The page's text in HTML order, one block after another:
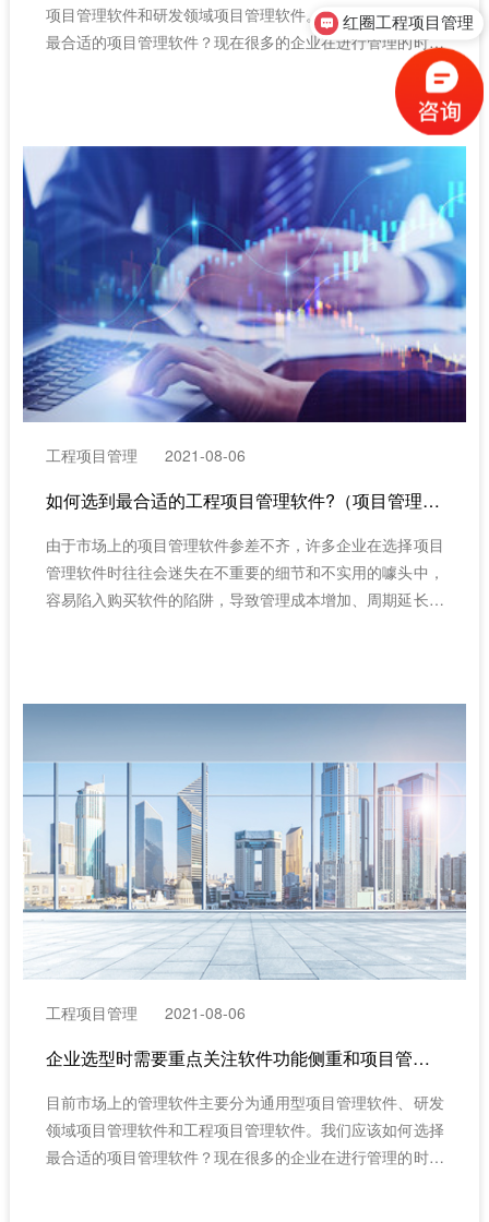
项目管理软件和研发领域项目管理软件。我们应该如何选择
最合适的项目管理软件？现在很多的企业在进行管理的时候
都会使用项目管理软件，借助项目管理软件我们可以更好地
实现企业的管理，可以说项目管理软件是现在企业管理必不
可少的，那么我们应该如何才能选到最合适的项目管理软件
呢?
工程项目管理 2021-08-06
如何选到最合适的工程项目管理软件?（项目管理软件哪家好）
由于市场上的项目管理软件参差不齐，许多企业在选择项目
管理软件时往往会迷失在不重要的细节和不实用的噱头中，
容易陷入购买软件的陷阱，导致管理成本增加、周期延长、
工程项目管理 2021-08-06
企业选型时需要重点关注软件功能侧重和项目管理需求的匹配度（项目管理软件怎么选）
目前市场上的管理软件主要分为通用型项目管理软件、研发
领域项目管理软件和工程项目管理软件。我们应该如何选择
最合适的项目管理软件？现在很多的企业在进行管理的时候
售前咨询